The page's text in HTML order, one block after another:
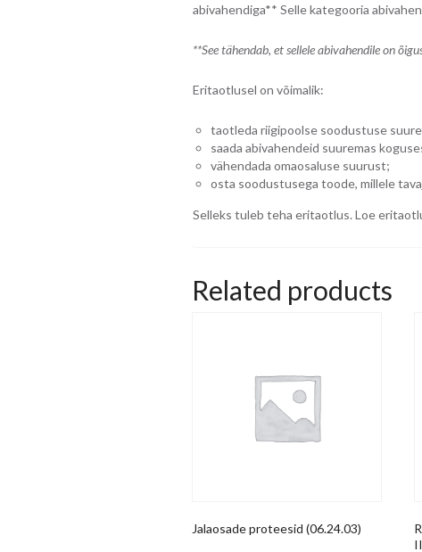
abivahendiga** Selle kategooria
**See tähendab, et sellele abivahendile on
Eritaotlusel on võimalik:
taotleda riigipoolse soodustuse
saada abivahendeid suuremas
vähendada omaosaluse suurust;
osta soodustusega toode, millele
Selleks tuleb teha eritaotlus. Loe
Related products
Jalaosade proteesid (06.24.03)